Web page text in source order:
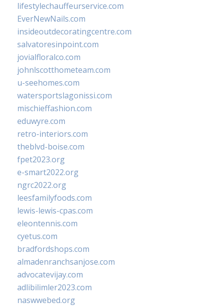
lifestylechauffeurservice.com
EverNewNails.com
insideoutdecoratingcentre.com
salvatoresinpoint.com
jovialfloralco.com
johnlscotthometeam.com
u-seehomes.com
watersportslagonissi.com
mischieffashion.com
eduwyre.com
retro-interiors.com
theblvd-boise.com
fpet2023.org
e-smart2022.org
ngrc2022.org
leesfamilyfoods.com
lewis-lewis-cpas.com
eleontennis.com
cyetus.com
bradfordshops.com
almadenranchsanjose.com
advocatevijay.com
adlibilimler2023.com
naswwebed.org